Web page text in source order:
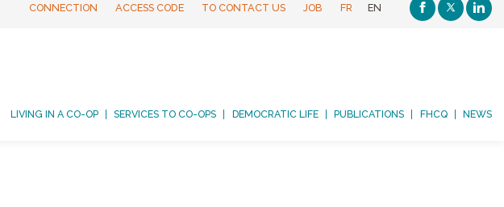
CONNECTION ACCESS CODE TO CONTACT US JOB FR EN
LIVING IN A CO-OP SERVICES TO CO-OPS DEMOCRATIC LIFE PUBLICATIONS FHCQ NEWS